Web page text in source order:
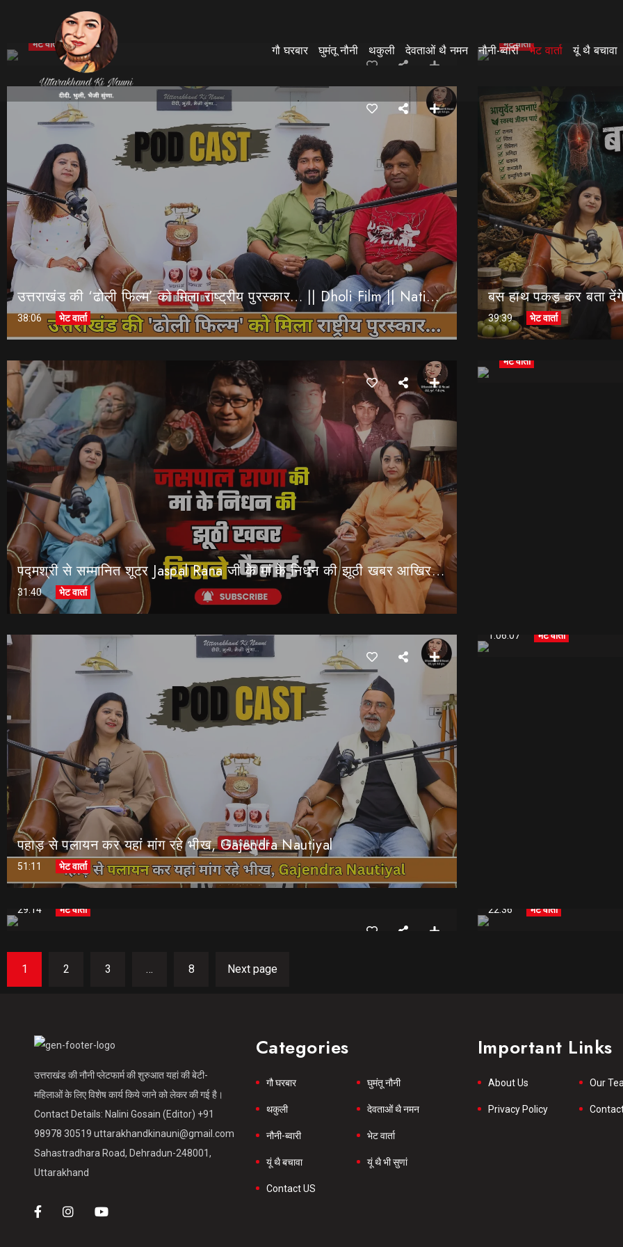
गौ घरबार घुमंतू नौनी थकुली देवताओं थै नमन नौनी-ब्वारी भेट वार्ता यूं थै बचावा
भेट वार्ता भेट वार्ता
उत्तराखंड की ‘ढोली फिल्म’ को मिला राष्ट्रीय पुरस्कार… || Dholi Film || National Film Awards
38:06 भेट वार्ता
बस हाथ पकड़ कर बता
39:39 भेट वार्ता
पद्मश्री से सम्मानित शूटर Jaspal Rana जी के मां के निधन की झूठी खबर आखिर किसने फैलाई??
31:40 भेट वार्ता
UFTARA Award नहीं
भेट वार्ता
पहाड़ से पलायन कर यहां मांग रहे भीख, Gajendra Nautiyal
51:11 भेट वार्ता
1:06:07 भेट वार्ता
इन गोरखाली सिंगर्स से खास बातचीत… || Gorkhali Singers #GorkhaliMusic
29:14 भेट वार्ता 22:36 भेट वार्ता
1 2 3 … 8 Next page
उत्तराखंड की नौनी प्लेटफार्म की शुरुआत यहां की बेटी-
महिलाओं के लिए विशेष कार्य किये जाने को लेकर की गई है।
Contact Details: Nalini Gosain (Editor) +91
98978 30519 uttarakhandkinauni@gmail.com
Sahastradhara Road, Dehradun-248001,
Uttarakhand
Categories
गौ घरबार घुमंतू नौनी
थकुली देवताओं थै नमन
नौनी-ब्वारी भेट वार्ता
यूं थै बचावा यूं थै भी सुणां
Contact US
Important Links
About Us Our
Privacy Policy